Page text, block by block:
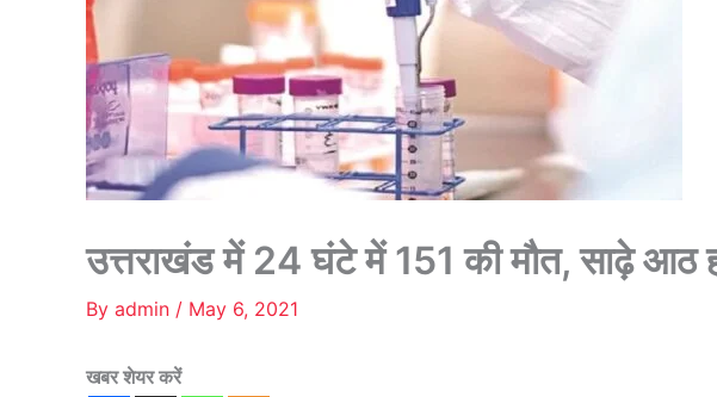
उत्तराखंड में 24 घंटे में 151 की मौत, साढ़े आठ
By admin / May 6, 2021
खबर शेयर करें